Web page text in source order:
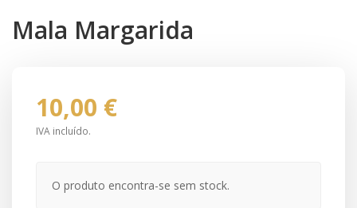
Mala Margarida
10,00 €
IVA incluído.
O produto encontra-se sem stock.